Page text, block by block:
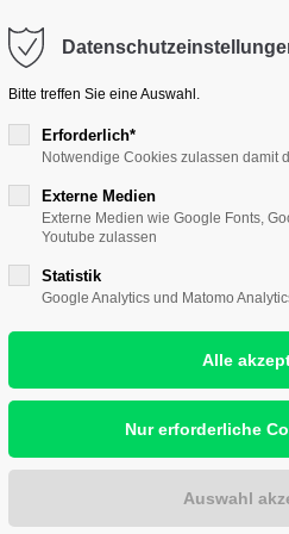
dolor sit amet:
/ 365days
support for our
8:00am - 5:00pm(GMT
kontakt@hallescher-kunstverein.de
Wir lieben Kunst
Bitte treffen Sie eine Auswahl.
Erforderlich*
Notwendige Cookies zulassen damit
Externe Medien
Externe Medien wie Google Fonts,
Youtube zulassen
Statistik
Google Analytics und Matomo